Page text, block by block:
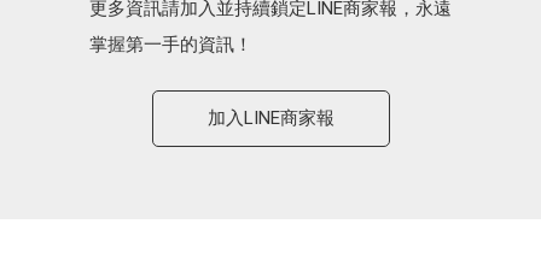
更多資訊請加入並持續鎖定LINE商家報，永遠
掌握第一手的資訊！
加入LINE商家報